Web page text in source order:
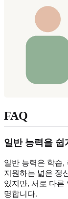
FAQ
일반 능력을 쉽
일반 능력은 학습,
지원하는 넓은 정
있지만, 서로 다른
명합니다.